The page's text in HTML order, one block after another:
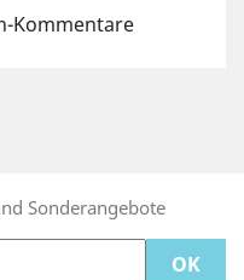
Kommentare
Sonderangebote